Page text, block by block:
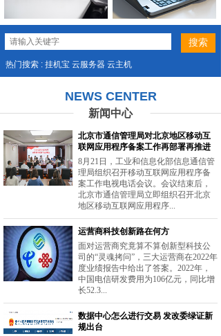
热门搜索 : 挂机宝 云服务器 云主机
NEWS CENTER
新闻中心
北京市通信管理局对北京地区移动互
联网应用程序备案工作再部署再推进
8月21日，工业和信息化部信息通信管
理局组织召开移动互联网应用程序备
案工作电视电话会议。会议结束后，
北京市通信管理局立即组织召开北京
地区移动互联网应用程序...
运营商科技创新路在何方
面对运营商究竟算不算创新型科技公
司的“灵魂拷问”，三大运营商在2022年
度业绩报告中给出了答案。2022年，
中国电信研发费用为106亿元，同比增
长52.3...
数据中心怎么进行交易 发改委绿证新
规出台